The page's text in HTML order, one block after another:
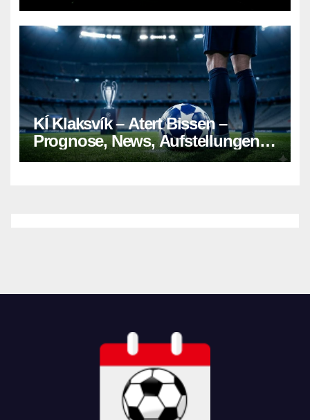
KÍ Klaksvík – Atert Bissen –
Prognose, News, Aufstellungen &
Tipp